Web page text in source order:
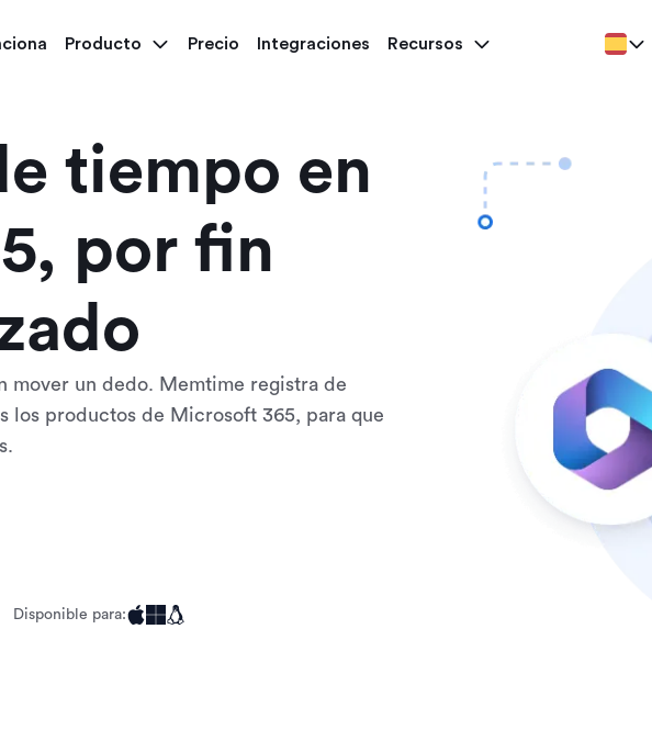
Producto Precio Integraciones Recursos
tiempo en
por fin
mover un dedo. Memtime registra de
los productos de Microsoft 365, para que
Disponible para: